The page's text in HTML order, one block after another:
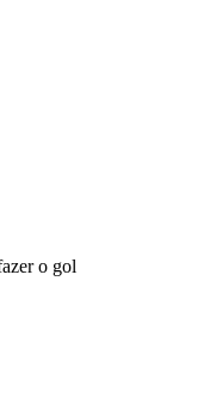
o gol